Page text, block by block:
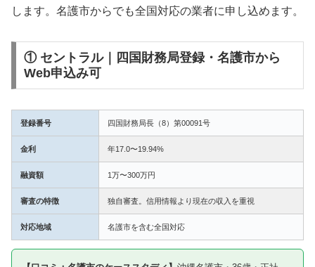
します。名護市からでも全国対応の業者に申し込めます。
① セントラル｜四国財務局登録・名護市から
Web申込み可
登録番号 四国財務局長（8）第00091号
金利 年17.0〜19.94%
融資額 1万〜300万円
審査の特徴 独自審査。信用情報より現在の収入を重視
対応地域 名護市を含む全国対応